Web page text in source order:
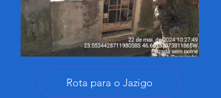
Rota para o Jazigo